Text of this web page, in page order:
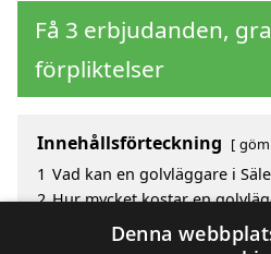
Få 3 erbjudanden,
förpliktelser
Innehållsförteckning
1 Vad kan en golvläggare i
2 Hur mycket kostar en
Fördelar med att välja
Sök efter en skicklig
Denna